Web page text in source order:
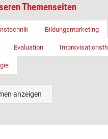
Themenseiten
Bildungsmarketing
Evaluation
anzeigen